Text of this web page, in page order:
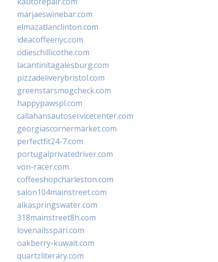
marjaeswinebar.com
elmazatlanclinton.com
ideacoffeenyc.com
odieschillicothe.com
lacantinitagalesburg.com
pizzadeliverybristol.com
greenstarsmogcheck.com
happypawspl.com
callahansautoservicecenter.com
georgiascornermarket.com
perfectfit24-7.com
portugalprivatedriver.com
von-racer.com
coffeeshopcharleston.com
salon104mainstreet.com
alkaspringswater.com
318mainstreet8h.com
lovenailsspari.com
oakberry-kuwait.com
quartzliterary.com